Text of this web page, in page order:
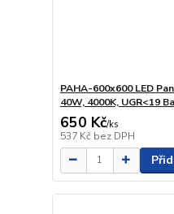
PAHA-600x600 LED
40W, 4000K, UGR<19
650 Kč/ks
537 Kč bez DPH